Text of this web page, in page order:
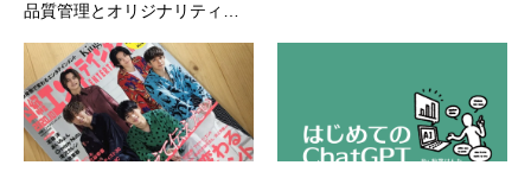
品質管理とオリジナリティの